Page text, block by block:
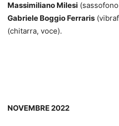
Massimiliano Milesi
Gabriele Boggio Ferraris
(chitarra, voce).
NOVEMBRE 2022